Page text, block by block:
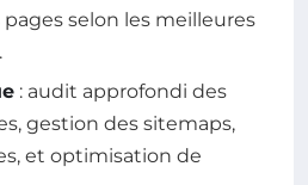
selon les meilleures
: audit approfondi des
gestion des sitemaps,
et optimisation de